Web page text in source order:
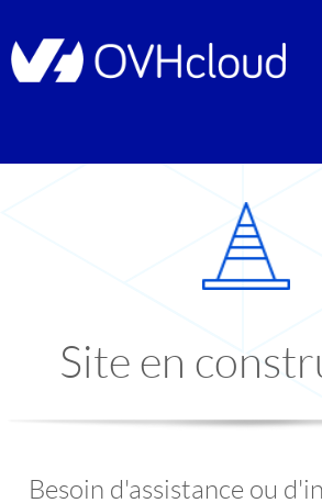
Site en
Besoin d'assistance ou